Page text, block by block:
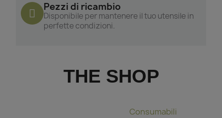
Pezzi di ricambio
Disponibile per mantenere il tuo utensile in
perfette condizioni.
THE SHOP
Consumabili